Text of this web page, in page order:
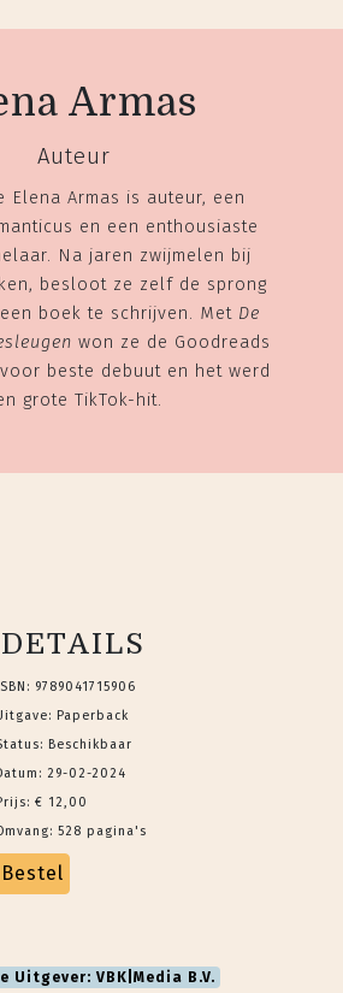
Armas
Auteur
Elena Armas is auteur, een
en een enthousiaste
Na jaren zwijmelen bij
besloot ze zelf de sprong
boek te schrijven. MetDe
won ze de Goodreads
beste debuut en het werd
grote TikTok-hit.
DETAILS
9789041715906
Paperback
Beschikbaar
29-02-2024
€ 12,00
528 pagina's
Bestel
Uitgever: VBK|Media B.V.